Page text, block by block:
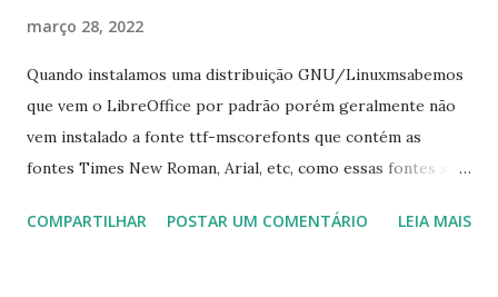
março 28, 2022
Quando instalamos uma distribuição GNU/Linuxmsabemos
que vem o LibreOffice por padrão porém geralmente não
vem instalado a fonte ttf-mscorefonts que contém as
fontes Times New Roman, Arial, etc, como essas fontes são
a Associação Brasileira de Normas Técnicas (ABNT), exige
COMPARTILHAR POSTAR UM COMENTÁRIO LEIA MAIS